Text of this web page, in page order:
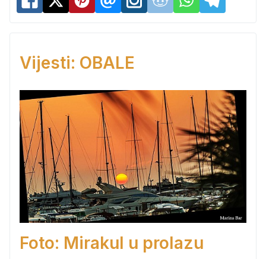
Vijesti: OBALE
Foto: Mirakul u prolazu